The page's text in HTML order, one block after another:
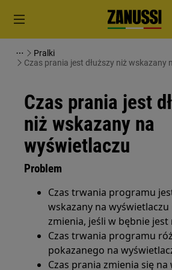
Pralki
Czas prania jest dłuższy niż wskazany
Czas prania jest
niż wskazany na
wyświetlaczu
Problem
Czas trwania programu
wskazany na
zmienia, jeśli w bębnie
Czas trwania programu
pokazanego na
Czas prania zmienia się